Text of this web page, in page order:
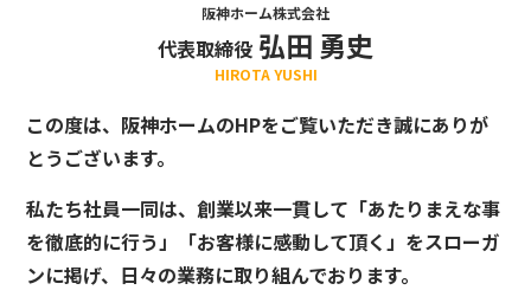
阪神ホーム株式会社
代表取締役 弘田 勇史
HIROTA YUSHI
この度は、阪神ホームのHPをご覧いただき誠にありが
とうございます。
私たち社員一同は、創業以来一貫して「あたりまえな事
を徹底的に行う」「お客様に感動して頂く」をスローガ
ンに掲げ、日々の業務に取り組んでおります。